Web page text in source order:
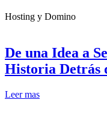
Hosting y Domino
De una Idea a
Historia Detrás
Leer mas